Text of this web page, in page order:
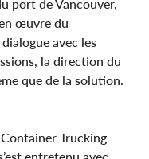
port de Vancouver,
œuvre du
avec les
la direction du
que de la solution.
Trucking